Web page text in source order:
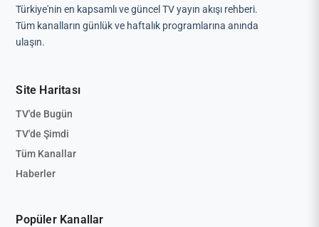
Türkiye'nin en kapsamlı ve güncel TV yayın akışı rehberi.
Tüm kanalların günlük ve haftalık programlarına anında
ulaşın.
Site Haritası
TV'de Bugün
TV'de Şimdi
Tüm Kanallar
Haberler
Popüler Kanallar